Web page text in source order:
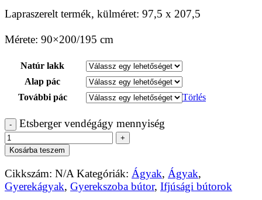
Lapraszerelt termék, külméret: 97,5 x 207,5
Mérete: 90×200/195 cm
Natúr lakk
Alap pác
További pác
Törlés
- Etsberger vendégágy mennyiség
+
Kosárba teszem
Cikkszám: N/A Kategóriák: Ágyak, Ágyak,
Gyerekágyak, Gyerekszoba bútor, Ifjúsági bútorok